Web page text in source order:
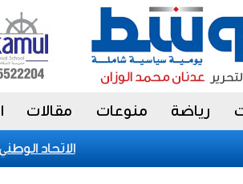
رياضة منوعات مقالات
الاتحاد